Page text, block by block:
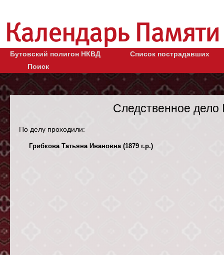
Бутовский полигон НКВД
Список пострадавших
Поиск
Следственное
По делу проходили:
Грибкова Татьяна Ивановна (1879 г.р.)